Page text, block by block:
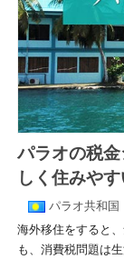
パラオの税
しく住みや
パラオ共和国
海外移住をすると
も、消費税問題は